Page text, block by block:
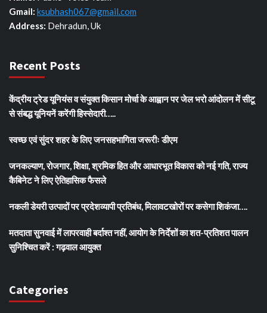
Gmail: ksubhash067@gmail.com
Address: Dehradun, Uk
Recent Posts
केंद्रीय ट्रेड यूनियंस व संयुक्त किसान मोर्चा के आह्वान पर जेल भरो आंदोलन में सीटू
से संबद्ध यूनियनें करेंगी हिस्सेदारी…..
स्वच्छ एवं सुंदर शहर के लिए जनसहभागिता जरूरीः डीएम
जनकल्याण, रोजगार, शिक्षा, श्रमिक हित और आधारभूत विकास को नई गति, राज्य
कैबिनेट ने लिए ऐतिहासिक फैसले
नकली डेयरी उत्पादों पर प्रदेशव्यापी प्रतिबंध, मिलावटखोरों पर कसेगा शिकंजा….
मतदाता सुनवाई में लापरवाही बर्दाश्त नहीं, आयोग के निर्देशों का शत-प्रतिशत पालन
सुनिश्चित करें : गढ़वाल आयुक्त
Categories